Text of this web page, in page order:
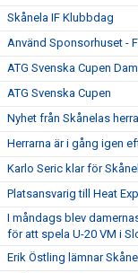
Skånela IF Klubbdag
Använd Sponsorhuset -
ATG Svenska Cupen
ATG Svenska Cupen
Nyhet från Skånelas
Herrarna är i gång igen
Karlo Seric klar för
Platsansvarig till Heat
I måndags blev
för att spela U-20 VM i
Erik Östling lämnar